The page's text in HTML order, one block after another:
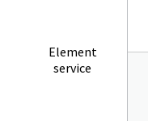
Element
service